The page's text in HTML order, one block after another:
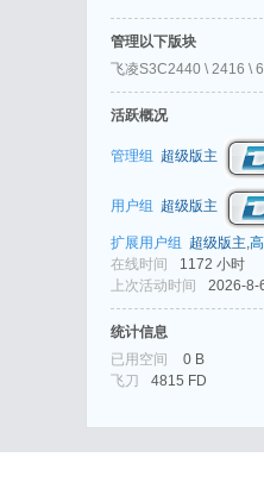
管理以下版块
飞凌S3C2440 \ 2416 \
活跃概况
管理组 超级版主
用户组 超级版主
扩展用户组 超级版主,
在线时间
1172 小时
上次活动时间
2026-8-
统计信息
已用空间
0 B
飞刀
4815 FD